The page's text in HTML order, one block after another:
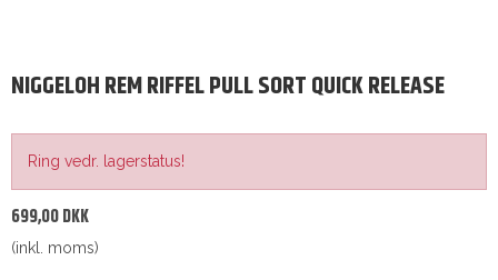
NIGGELOH REM RIFFEL PULL SORT QUICK RELEASE
Ring vedr. lagerstatus!
699,00 DKK
(inkl. moms)